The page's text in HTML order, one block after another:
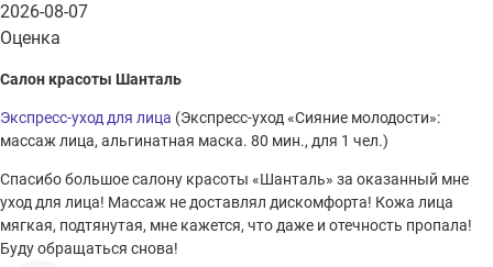
2026-08-07
Оценка
Салон красоты Шанталь
Экспресс-уход для лица (Экспресс-уход «Сияние молодости»:
массаж лица, альгинатная маска. 80 мин., для 1 чел.)
Спасибо большое салону красоты «Шанталь» за оказанный мне
уход для лица! Массаж не доставлял дискомфорта! Кожа лица
мягкая, подтянутая, мне кажется, что даже и отечность пропала!
Буду обращаться снова!